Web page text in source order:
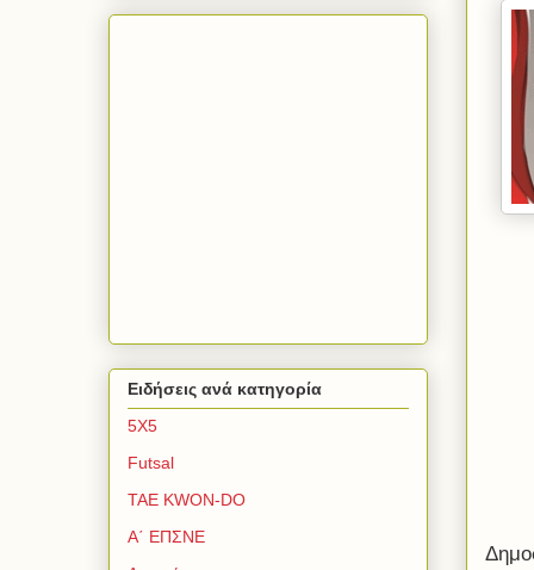
Ειδήσεις ανά κατηγορία
5Χ5
Futsal
TAE KWON-DO
Α΄ ΕΠΣΝΕ